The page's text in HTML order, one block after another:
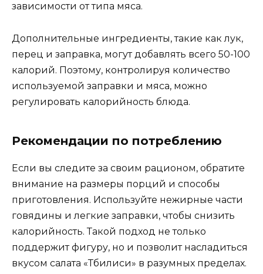
зависимости от типа мяса.
Дополнительные ингредиенты, такие как лук,
перец и заправка, могут добавлять всего 50-100
калорий. Поэтому, контролируя количество
используемой заправки и мяса, можно
регулировать калорийность блюда.
Рекомендации по потреблению
Если вы следите за своим рационом, обратите
внимание на размеры порций и способы
приготовления. Используйте нежирные части
говядины и легкие заправки, чтобы снизить
калорийность. Такой подход не только
поддержит фигуру, но и позволит насладиться
вкусом салата «Тбилиси» в разумных пределах.